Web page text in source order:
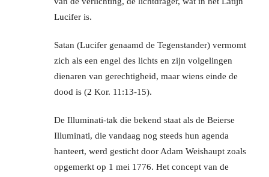
Lucifer is.
Satan (Lucifer genaamd de Tegenstander) vermomt
zich als een engel des lichts en zijn volgelingen
dienaren van gerechtigheid, maar wiens einde de
dood is (2 Kor. 11:13-15).
De Illuminati-tak die bekend staat als de Beierse
Illuminati, die vandaag nog steeds hun agenda
hanteert, werd gesticht door Adam Weishaupt zoals
opgemerkt op 1 mei 1776. Het concept van de